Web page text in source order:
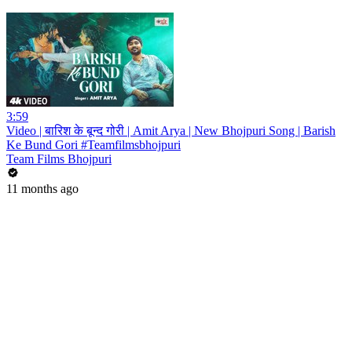
3:59
Video | बारिश के बून्द गोरी | Amit Arya | New Bhojpuri Song | Barish
Ke Bund Gori #Teamfilmsbhojpuri
Team Films Bhojpuri
11 months ago